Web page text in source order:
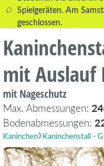
Spielgeräten. Am
geschlossen.
mit Auslauf
mit Nageschutz
Max. Abmessungen:
Bodenabmessungen:
Kaninchen Kaninchenstall -